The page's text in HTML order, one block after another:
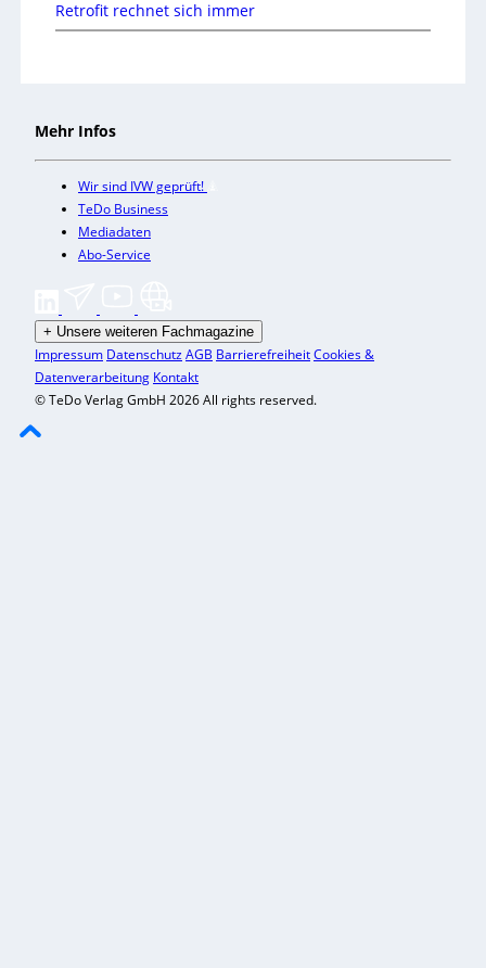
Retrofit rechnet sich immer
Mehr Infos
Wir sind IVW geprüft!
TeDo Business
Mediadaten
Abo-Service
+ Unsere weiteren Fachmagazine
Impressum DatenschutzAGB BarrierefreiheitCookies &
Datenverarbeitung Kontakt
© TeDo Verlag GmbH 2026 All rights reserved.